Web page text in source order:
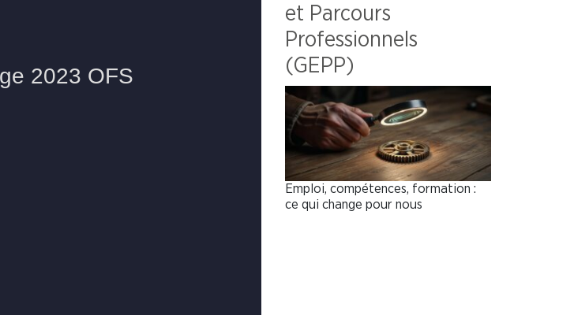
et Parcours
Professionnels
(GEPP)
Emploi, compétences, formation :
ce qui change pour nous